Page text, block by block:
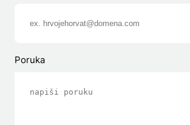
Poruka